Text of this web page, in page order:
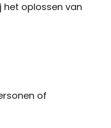
oplossen van
of